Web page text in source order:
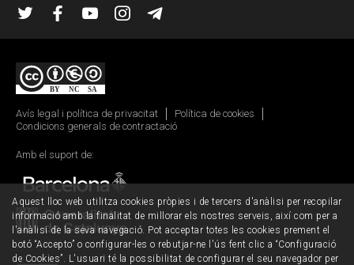
TwitterFacebook
YouTubeInstagram
Avís legal i política de privacitat
Política de cookies
Condicions generals de contractació
Amb el suport de:
Aquest lloc web utilitza cookies pròpies i de tercers d'anàlisi per recopilar
informació amb la finalitat de millorar els nostres serveis, així com per a
l'anàlisi de la seva navegació. Pot acceptar totes les cookies prement el
botó “Accepto” o configurar-les o rebutjar-ne l'ús fent clic a “Configuració
de Cookies”. L'usuari té la possibilitat de configurar el seu navegador per